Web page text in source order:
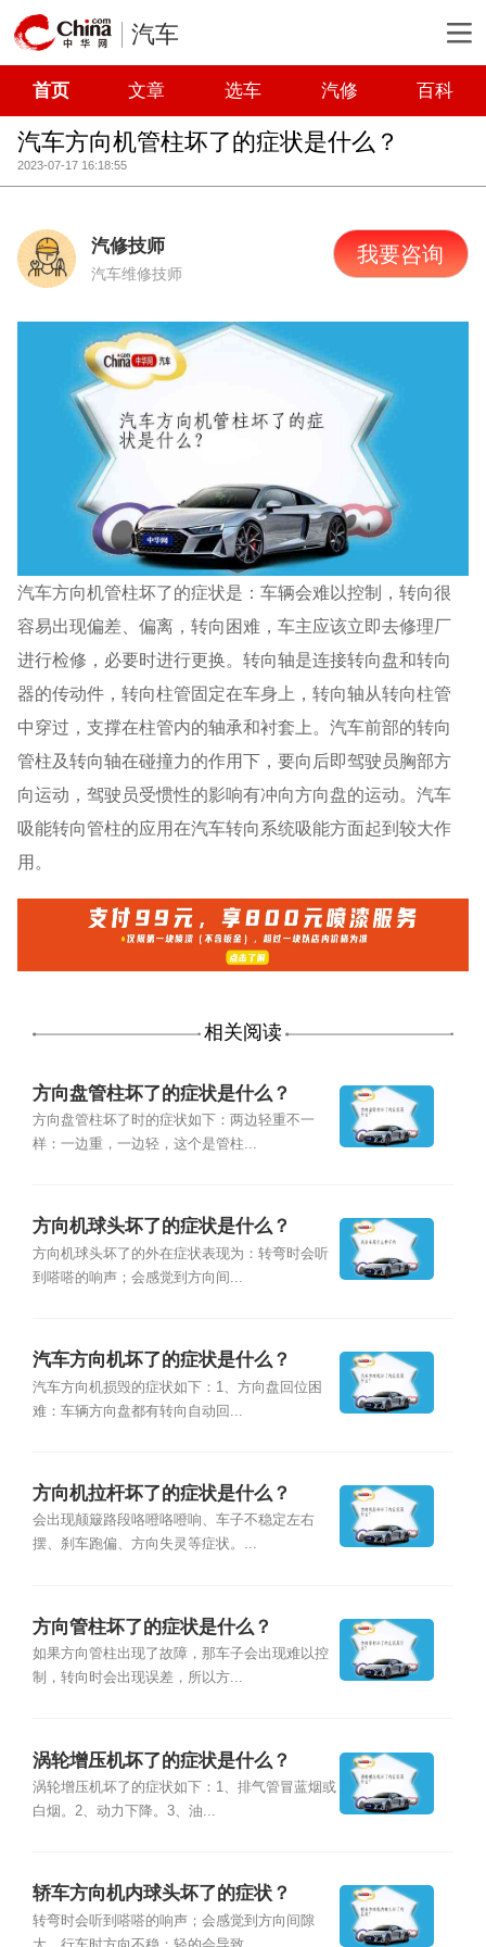
汽车
首页 文章 选车 汽修 百科
汽车方向机管柱坏了的症状是什么？
2023-07-17 16:18:55
汽修技师
汽车维修技师
我要咨询
汽车方向机管柱坏了的症状是：车辆会难以控制，转向很
容易出现偏差、偏离，转向困难，车主应该立即去修理厂
进行检修，必要时进行更换。转向轴是连接转向盘和转向
器的传动件，转向柱管固定在车身上，转向轴从转向柱管
中穿过，支撑在柱管内的轴承和衬套上。汽车前部的转向
管柱及转向轴在碰撞力的作用下，要向后即驾驶员胸部方
向运动，驾驶员受惯性的影响有冲向方向盘的运动。汽车
吸能转向管柱的应用在汽车转向系统吸能方面起到较大作
用。
相关阅读
方向盘管柱坏了的症状是什么？
方向盘管柱坏了时的症状如下：两边轻重不一
样：一边重，一边轻，这个是管柱...
方向机球头坏了的症状是什么？
方向机球头坏了的外在症状表现为：转弯时会听
到嗒嗒的响声；会感觉到方向间...
汽车方向机坏了的症状是什么？
汽车方向机损毁的症状如下：1、方向盘回位困
难：车辆方向盘都有转向自动回...
方向机拉杆坏了的症状是什么？
会出现颠簸路段咯噔咯噔响、车子不稳定左右
摆、刹车跑偏、方向失灵等症状。...
方向管柱坏了的症状是什么？
如果方向管柱出现了故障，那车子会出现难以控
制，转向时会出现误差，所以方...
涡轮增压机坏了的症状是什么？
涡轮增压机坏了的症状如下：1、排气管冒蓝烟或
白烟。2、动力下降。3、油...
轿车方向机内球头坏了的症状？
转弯时会听到嗒嗒的响声；会感觉到方向间隙